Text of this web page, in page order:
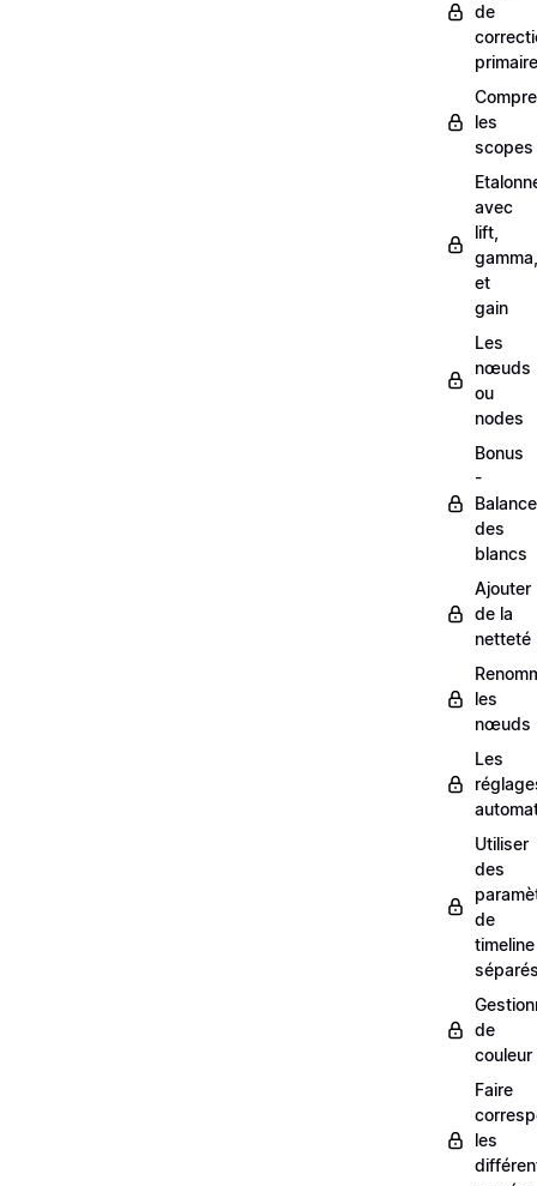
de
les
scopes
avec
lift,
gamma,
et
gain
Les
nœuds
ou
nodes
Bonus
-
Balance
des
blancs
Ajouter
de la
netteté
les
nœuds
Les
Utiliser
des
de
timeline
de
couleur
Faire
les